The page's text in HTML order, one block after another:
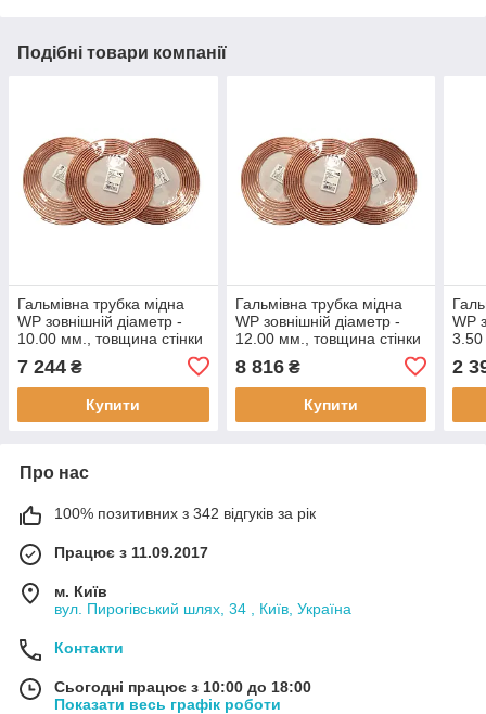
Подібні товари компанії
Гальмівна трубка мідна
WP зовнішній діаметр -
10.00 мм., товщина стінки
- 1.0 мм., (ціна за бухту -
10 метрів)
7 244 ₴
Купити
Гальмівна трубка мідна
WP зовнішній діаметр -
12.00 мм., товщина стінки
- 1.0 мм., (ціна за бухту -
10 метрів)
8 816₴
Купити
WP
3.50
2
Про нас
100% позитивних з 342 відгуків за рік
Працює з 11.09.2017
м. Київ
вул. Пирогівський шлях, 34 , Київ, Україна
Контакти
Сьогодні працює з 10:00 до 18:00
Показати весь графік роботи